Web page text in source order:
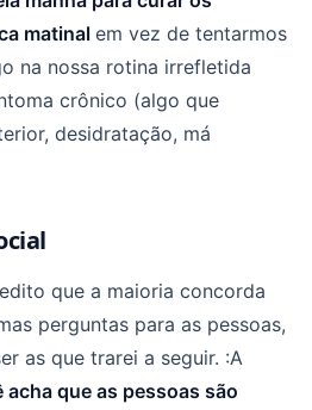
matinal em vez de tentarmos
na nossa rotina irrefletida
crônico (algo que
desidratação, má
que a maioria concorda
perguntas para as pessoas,
as que trarei a seguir. :A
acha que as pessoas são